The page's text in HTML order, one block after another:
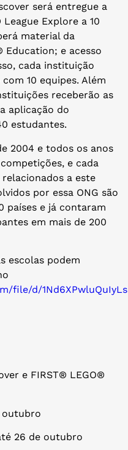
será entregue a
League Explore a 10
material da
e acesso
cada instituição
10 equipes. Além
receberão as
aplicação do
estudantes.
2004 e todos os anos
e cada
a este
por essa ONG são
países e já contaram
em mais de 200
escolas podem
file/d/
e FIRST® LEGO®
outubro
26 de outubro